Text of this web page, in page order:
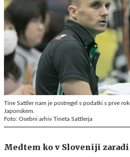
Tine Sattler nam je postregel s podatki s prve
Japonskem.
Foto: Osebni arhiv Tineta Sattlerja
Medtem ko v Sloveniji